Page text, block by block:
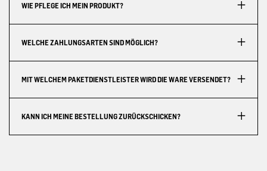
WIE PFLEGE ICH MEIN PRODUKT?
WELCHE ZAHLUNGSARTEN SIND MÖGLICH?
MIT WELCHEM PAKETDIENSTLEISTER WIRD DIE WARE VERSENDET?
KANN ICH MEINE BESTELLUNG ZURÜCKSCHICKEN?